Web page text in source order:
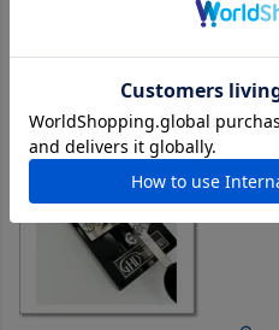
何より黒がカッコイイ！